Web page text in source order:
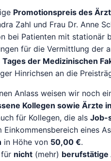
Promotionspreis des
Zahl und Frau Dr. Anne
bei Patienten mit stationär
für die Vermittlung der
Tages der Medizinischen
Hinrichsen an die
Anlass weisen wir noch
Kollegen sowie Ärzte
für Kollegen, die als Job-
Einkommensbereich eines
in Höhe von 50,00 €.
für nicht (mehr) berufstätige